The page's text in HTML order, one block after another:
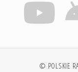
© POLSKIE